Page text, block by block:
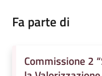
o
Fa parte di
Commissione 2